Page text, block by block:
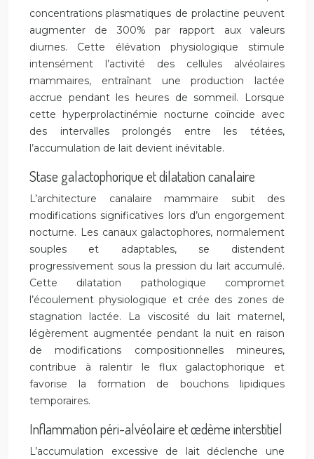
concentrations plasmatiques de prolactine peuvent
augmenter de 300% par rapport aux valeurs
diurnes. Cette élévation physiologique stimule
intensément l’activité des cellules alvéolaires
mammaires, entraînant une production lactée
accrue pendant les heures de sommeil. Lorsque
cette hyperprolactinémie nocturne coïncide avec
des intervalles prolongés entre les tétées,
l’accumulation de lait devient inévitable.
Stase galactophorique et dilatation canalaire
L’architecture canalaire mammaire subit des
modifications significatives lors d’un engorgement
nocturne. Les canaux galactophores, normalement
souples et adaptables, se distendent
progressivement sous la pression du lait accumulé.
Cette dilatation pathologique compromet
l’écoulement physiologique et crée des zones de
stagnation lactée. La viscosité du lait maternel,
légèrement augmentée pendant la nuit en raison
de modifications compositionnelles mineures,
contribue à ralentir le flux galactophorique et
favorise la formation de bouchons lipidiques
temporaires.
Inflammation péri-alvéolaire et œdème interstitiel
L’accumulation excessive de lait déclenche une